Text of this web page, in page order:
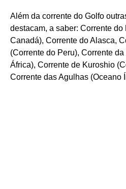
Além da corrente do Golfo
destacam, a saber: Corrente
Canadá), Corrente do Alasca,
(Corrente do Peru), Corrente
África), Corrente de Kuroshio
Corrente das Agulhas (Oceano